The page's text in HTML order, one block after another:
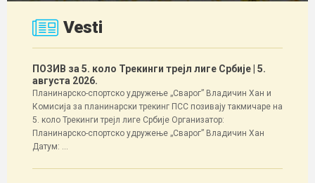
Vesti
ПОЗИВ за 5. коло Трекинги трејл лиге Србије | 5.
августа 2026.
Планинарско-спортско удружење „Сварог” Владичин Хан и
Комисија за планинарски трекинг ПСС позивају такмичаре на
5. коло Трекинги трејл лиге Србије Организатор:
Планинарско-спортско удружење „Сварог” Владичин Хан
Датум: ...